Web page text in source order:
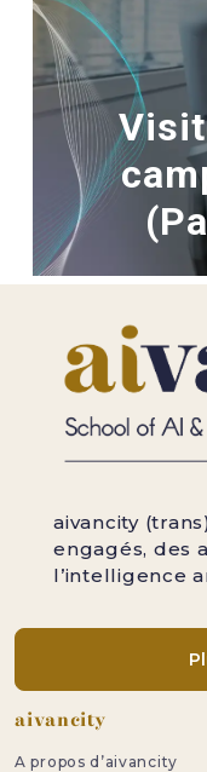
aivancity
engagés, des
l’intelligence
Pied de page
aivancity
A propos d’aivancity